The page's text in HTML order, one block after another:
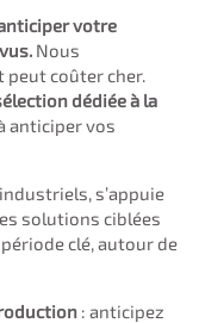
votre
Nous
peut coûter cher.
dédiée à la
anticiper vos
s’appuie
solutions ciblées
clé, autour de
: anticipez